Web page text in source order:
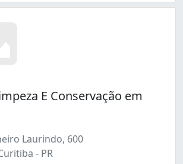
E Conservação em
Laurindo, 600
- PR